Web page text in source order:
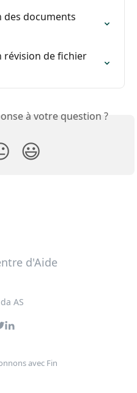
documents
révision de fichier
à votre question ?
😃
d'Aide
AS
avec Fin